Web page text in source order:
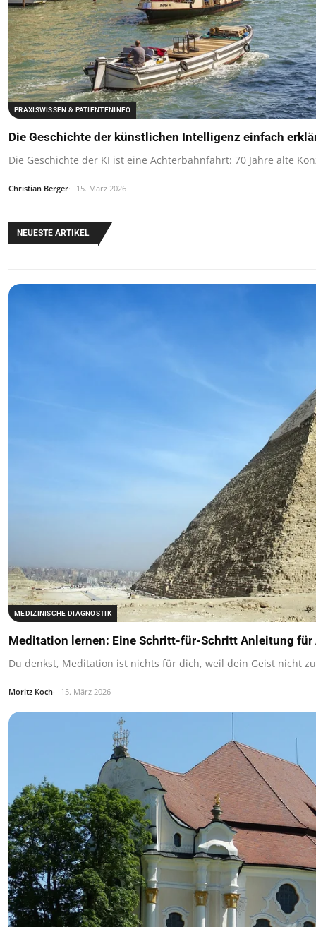
PRAXISWISSEN & PATIENTENINFO
Die Geschichte der künstlichen Intelligenz einfach
Die Geschichte der KI ist eine Achterbahnfahrt: 70 Jahre alte
Christian Berger 15. März 2026
NEUESTE ARTIKEL
MEDIZINISCHE DIAGNOSTIK
Meditation lernen: Eine Schritt-für-Schritt Anleitung für
Du denkst, Meditation ist nichts für dich, weil dein Geist nicht
Moritz Koch 15. März 2026